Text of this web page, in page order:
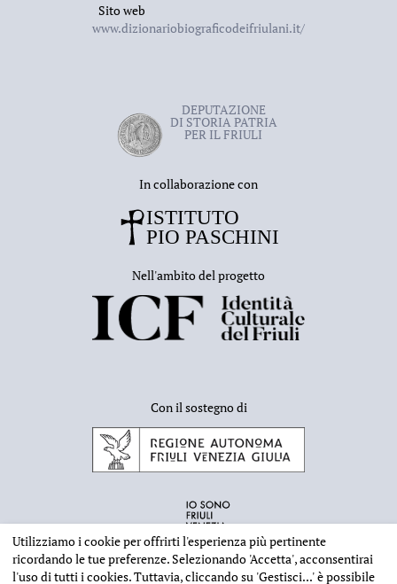
Sito web
www.dizionariobiograficodeifriulani.it/
DEPUTAZIONE
DI STORIA PATRIA
PER IL FRIULI
In collaborazione con
Nell'ambito del progetto
Con il sostegno di
Utilizziamo i cookie per offrirti l'esperienza più pertinente
ricordando le tue preferenze. Selezionando 'Accetta', acconsentirai
l'uso di tutti i cookies. Tuttavia, cliccando su 'Gestisci...'è possibile